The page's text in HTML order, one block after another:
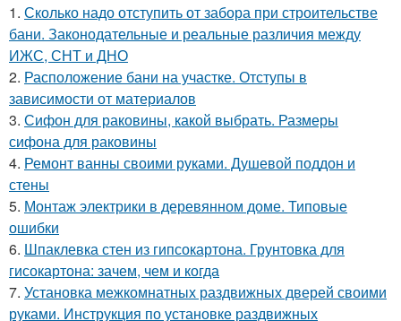
1. Сколько надо отступить от забора при строительстве
бани. Законодательные и реальные различия между
ИЖС, СНТ и ДНО
2. Расположение бани на участке. Отступы в
зависимости от материалов
3. Сифон для раковины, какой выбрать. Размеры
сифона для раковины
4. Ремонт ванны своими руками. Душевой поддон и
стены
5. Монтаж электрики в деревянном доме. Типовые
ошибки
6. Шпаклевка стен из гипсокартона. Грунтовка для
гисокартона: зачем, чем и когда
7. Установка межкомнатных раздвижных дверей своими
руками. Инструкция по установке раздвижных